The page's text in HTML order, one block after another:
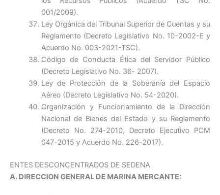
001/2009).
Ley Orgánica del Tribunal Superior de Cuentas y su
Reglamento (Decreto Legislativo No. 10-2002-E y
Acuerdo No. 003-2021-TSC).
Código de Conducta Ética del Servidor Público
(Decreto Legislativo No. 36- 2007).
Ley de Protección de la Soberanía del Espacio
Aéreo (Decreto Legislativo No. 54-2020).
Organización y Funcionamiento de la Dirección
Nacional de Bienes del Estado y su Reglamento
(Decreto No. 274-2010, Decreto Ejecutivo PCM
047-2015 y Acuerdo No. 226-2017).
ENTES DESCONCENTRADOS DE SEDENA
A. DIRECCION GENERAL DE MARINA MERCANTE: